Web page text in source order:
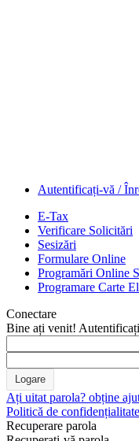
Autentificați-vă /
E-Tax
Verificare Solicitări
Sesizări
Formulare Online
Programări Online
Programare Carte
Conectare
Bine ați venit!
Ați uitat parola? obține
Politică de confidențialitate
Recuperare parola